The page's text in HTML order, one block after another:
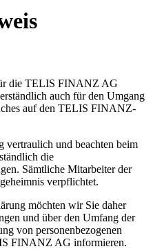
die TELIS FINANZ AG
auch für den Umgang
auf den TELIS FINANZ-
vertraulich und beachten beim
die
Sämtliche Mitarbeiter der
verpflichtet.
möchten wir Sie daher
und über den Umfang der
von personenbezogenen
FINANZ AG informieren.